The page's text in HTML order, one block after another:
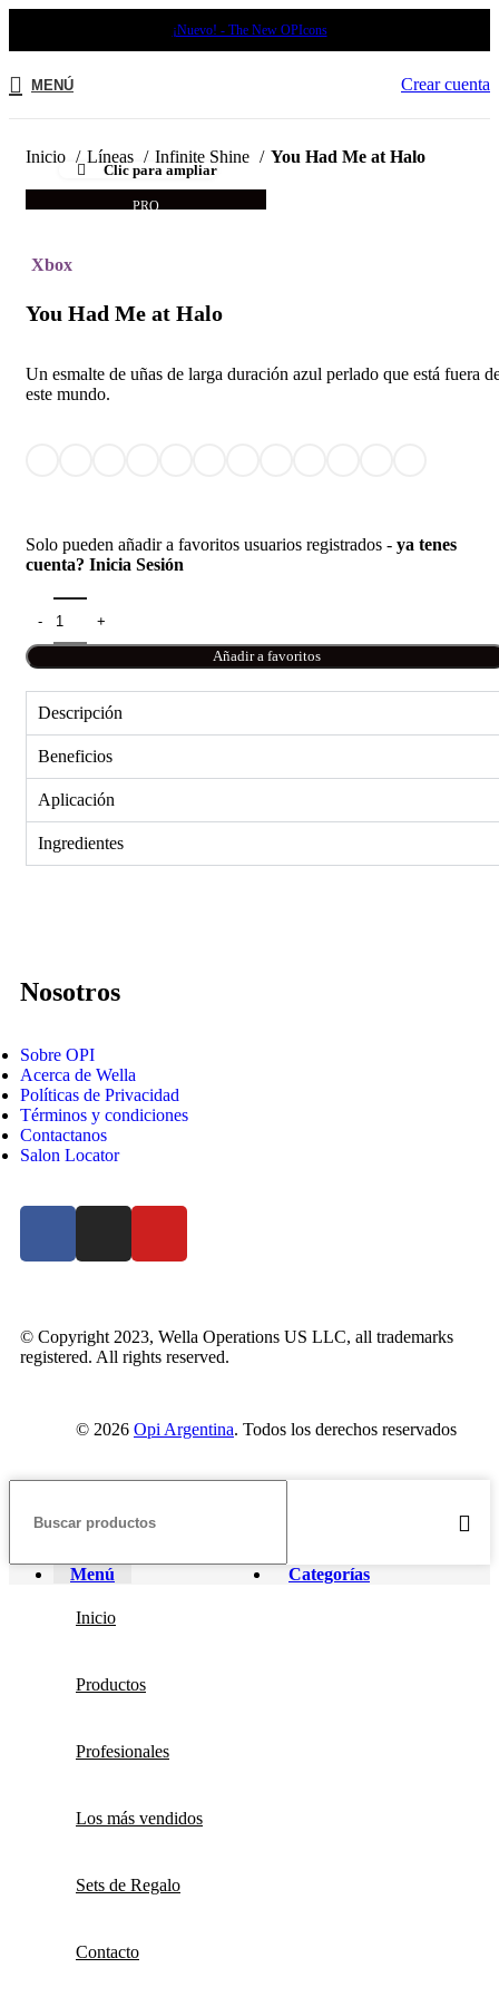
¡Nuevo! - The New OPIcons
MENÚ Crear cuenta
Inicio Líneas Infinite Shine You Had Me at Halo
PRO
Clic para ampliar
Xbox
You Had Me at Halo
Un esmalte de uñas de larga duración azul perlado que está fuera
este mundo.
Solo pueden añadir a favoritos usuarios registrados - ya tenes
cuenta? Inicia Sesión
Añadir a favoritos
Descripción
Beneficios
Aplicación
Ingredientes
Nosotros
Sobre OPI
Acerca de Wella
Políticas de Privacidad
Términos y condiciones
Contactanos
Salon Locator
© Copyright 2023, Wella Operations US LLC, all trademarks
registered. All rights reserved.
© 2026 Opi Argentina. Todos los derechos reservados
Menú Categorías
Inicio
Productos
Profesionales
Los más vendidos
Sets de Regalo
Contacto